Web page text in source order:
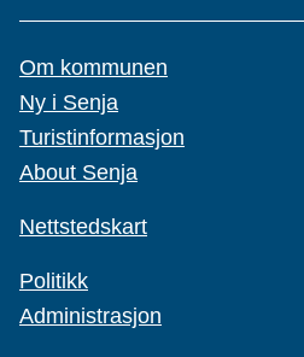
Om kommunen
Ny i Senja
Turistinformasjon
About Senja
Nettstedskart
Politikk
Administrasjon